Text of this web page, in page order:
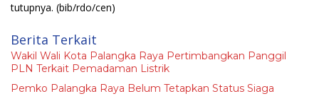
tutupnya. (bib/rdo/cen)
Berita Terkait
Wakil Wali Kota Palangka Raya Pertimbangkan Panggil
PLN Terkait Pemadaman Listrik
Pemko Palangka Raya Belum Tetapkan Status Siaga